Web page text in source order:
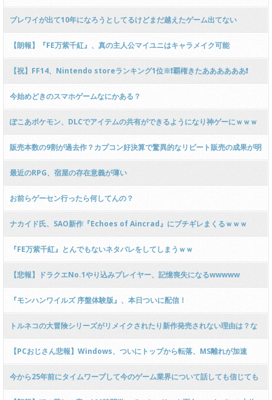
ブレワイが出て10年になろうとしてるけどまだ越えたゲーム出てない
【朗報】『FE万紫千紅』、真の主人公マイユニはキャラメイク可能
【祝】FF14、Nintendo storeランキング1位※❗覇権きたああああああ❗
今始めどきのスマホゲームなにかある？
ぽこあポケモン、DLCでアイテムの共有ができるようになり神ゲーにｗｗｗ
ｗｗｗｗｗ
販売本数の9割が過去作？カプコン好決算で驚異的なリピート販売の成果が明
らかに
最近のRPG、宿屋の存在意義が薄い
お前らゲーセン行ったら何してんの？
ナカイド氏、SAO新作『Echoes of Aincrad』にブチギレまくるｗｗｗ
『FE万紫千紅』とんでもないネタバレをしてしまうｗｗ
【悲報】ドラクエNo.1やり込みプレイヤー、記憶喪失になるwwwww
『モンハンワイルズ 序盤体験版』、本日ついに配信！
トルネコの大冒険シリーズがリメイクされたり新作発売されない理由は？な
ぜ？
【PCおじさん悲報】Windows、ついにトップから転落、MS離れが加速
今から25年前にタイムワープして今のゲーム業界について話しても信じても